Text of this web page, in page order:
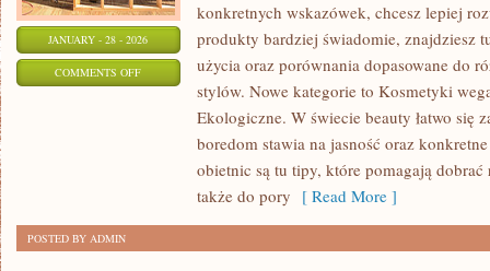
JANUARY - 28 - 2026
COMMENTS OFFON
SEZONOWA
PIELĘGNACJA
konkretnych wskazówek, chcesz lepiej
produkty bardziej świadomie, znajdziesz
użycia oraz porównania dopasowane do
stylów. Nowe kategorie to Kosmetyki
Ekologiczne. W świecie beauty łatwo się
boredom stawia na jasność oraz
obietnic są tu tipy, które pomagają
także do pory [ Read More ]
POSTED BY ADMIN